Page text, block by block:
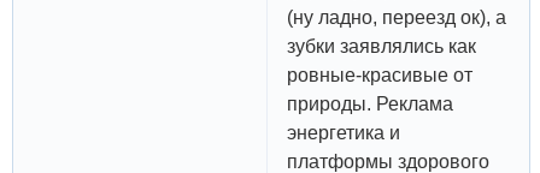
(ну ладно, переезд ок), а
зубки заявлялись как
ровные-красивые от
природы. Реклама
энергетика и
платформы здорового